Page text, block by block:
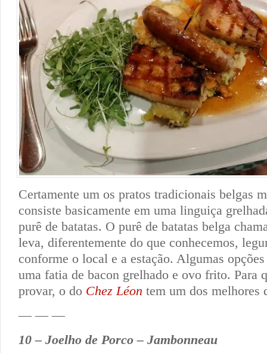
Certamente um os pratos tradicionais belgas
consiste basicamente em uma linguiça
purê de batatas. O purê de batatas belga
leva, diferentemente do que conhecemos,
conforme o local e a estação. Algumas
uma fatia de bacon grelhado e ovo frito. Para
provar, o do Chez Léon tem um dos melhores
— — —
10 – Joelho de Porco – Jambonneau